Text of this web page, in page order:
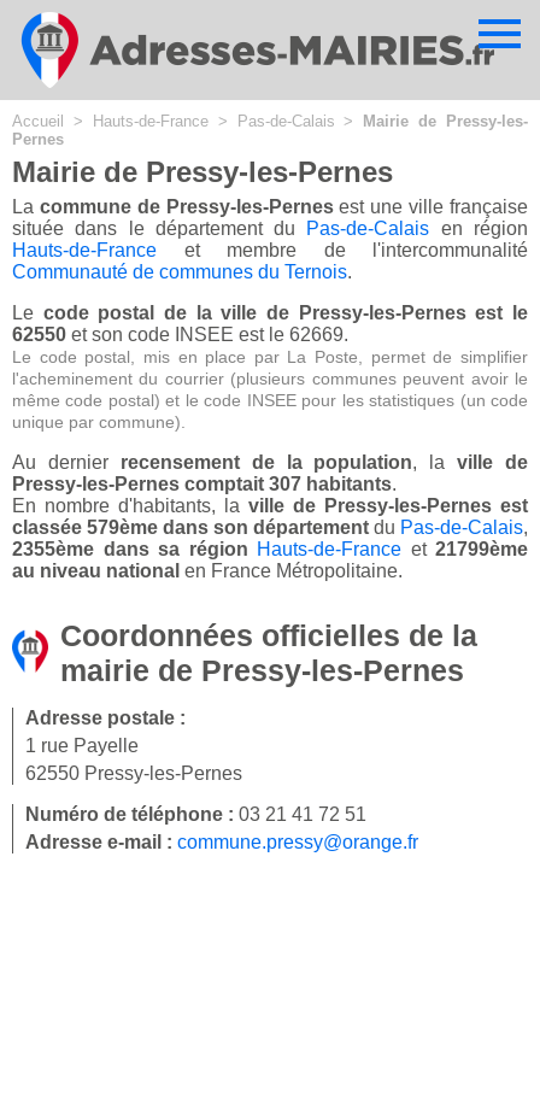
Accueil > Hauts-de-France> Pas-de-Calais >
Mairie de Pressy-les-
Pernes
Mairie de Pressy-les-Pernes
La commune de Pressy-les-Pernesest une ville française
située dans le département du Pas-de-Calais en région
Hauts-de-France et membre de l'intercommunalité
Communauté de communes du Ternois.
Le code postal de la ville de Pressy-les-Pernes est le
62550 et son code INSEE est le 62669.
Le code postal, mis en place par La Poste, permet de simplifier
l'acheminement du courrier (plusieurs communes peuvent avoir le
même code postal) et le code INSEE pour les statistiques (un code
unique par commune).
Au dernier recensement de la population, laville de
Pressy-les-Pernes comptait 307 habitants.
En nombre d'habitants, la ville de Pressy-les-Pernes est
classée 579ème dans son département du Pas-de-Calais,
2355ème dans sa région Hauts-de-France et 21799ème
au niveau national en France Métropolitaine.
Coordonnées officielles de la
mairie de Pressy-les-Pernes
Adresse postale :
1 rue Payelle
62550 Pressy-les-Pernes
Numéro de téléphone : 03 21 41 72 51
Adresse e-mail : commune.pressy@orange.fr
Cookies management panel